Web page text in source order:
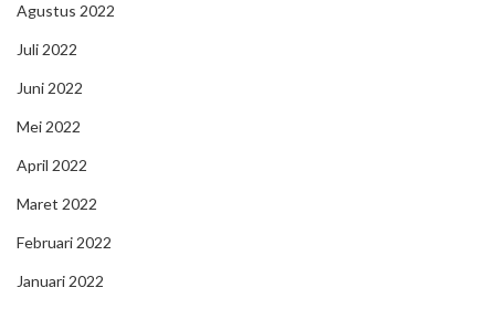
Agustus 2022
Juli 2022
Juni 2022
Mei 2022
April 2022
Maret 2022
Februari 2022
Januari 2022